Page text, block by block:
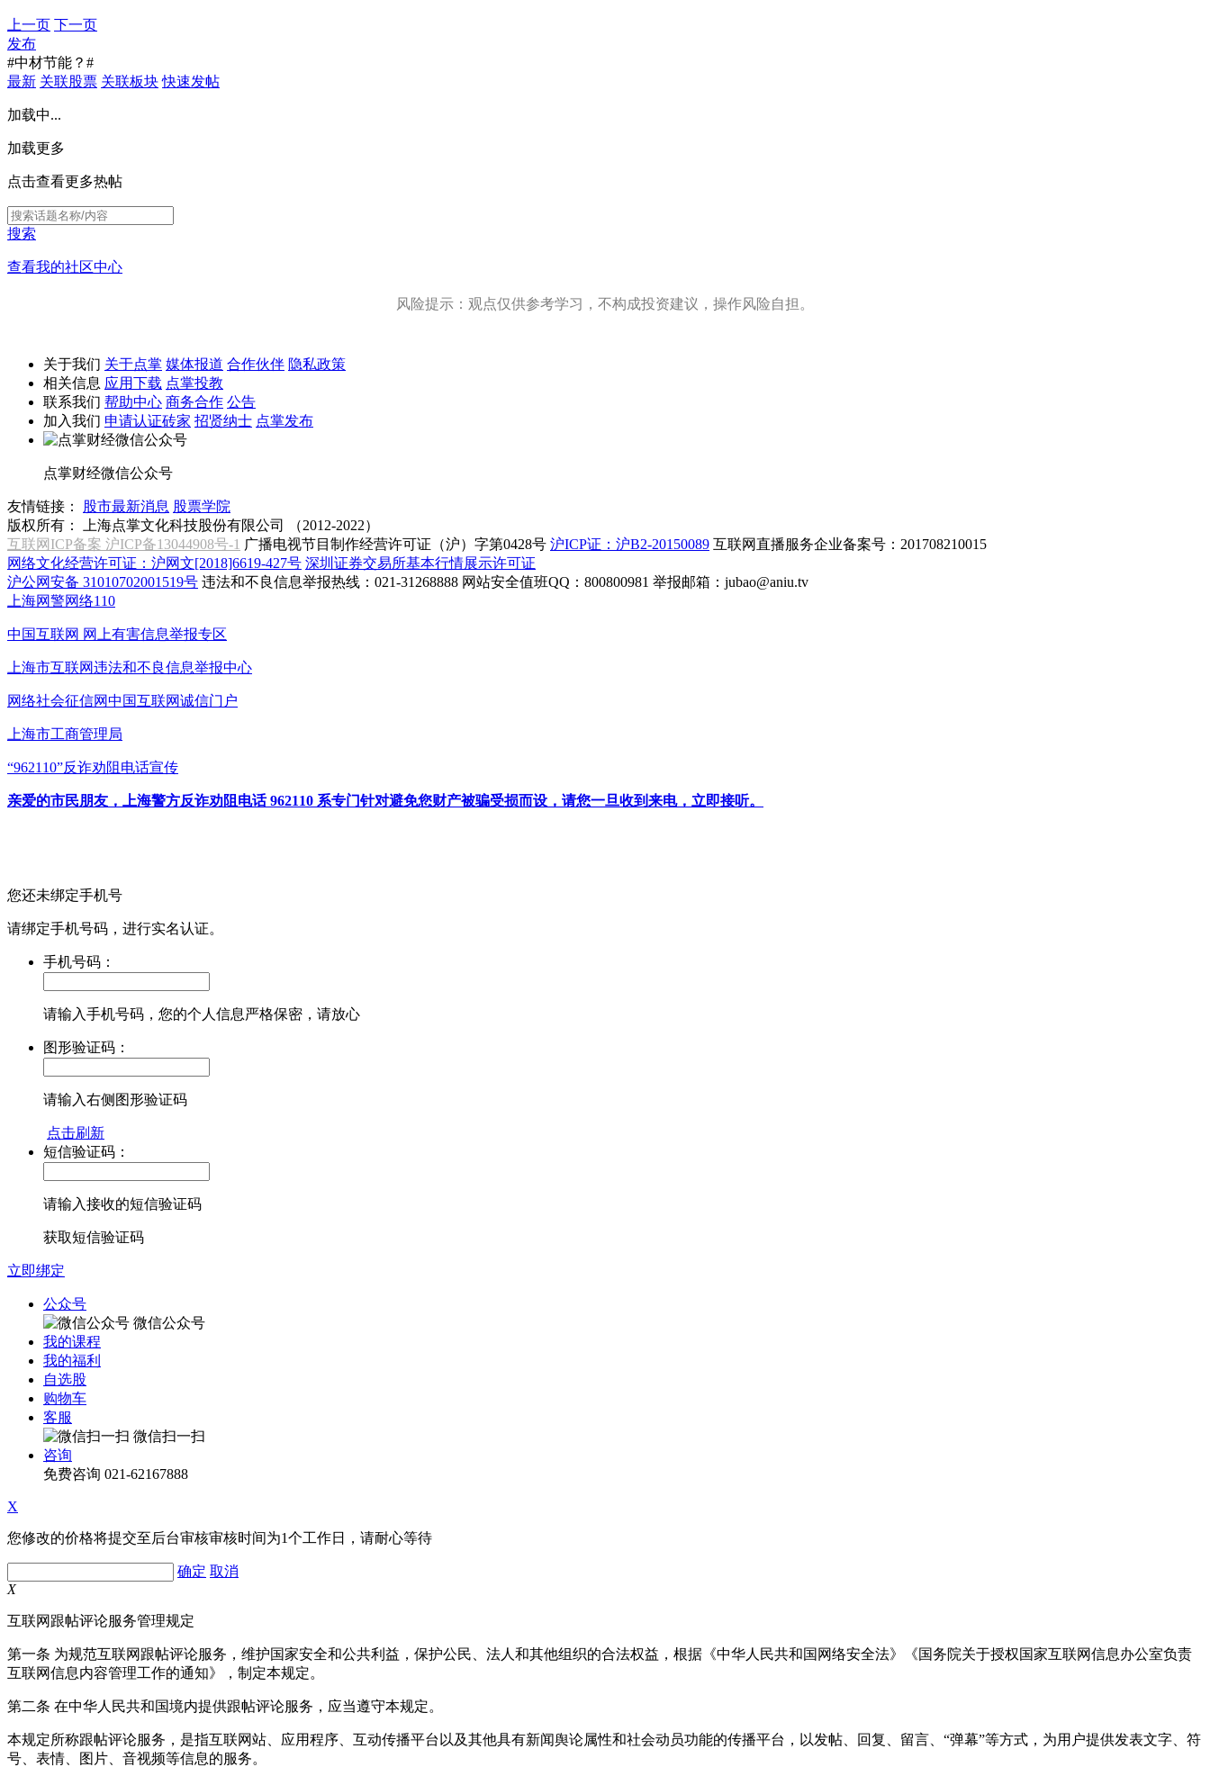
上一页 下一页
发布
#中材节能？#
最新 关联股票 关联板块 快速发帖
加载中...
加载更多
点击查看更多热帖
搜索
查看我的社区中心
风险提示：观点仅供参考学习，不构成投资建议，操作风险自担。
关于我们 关于点掌 媒体报道 合作伙伴 隐私政策
相关信息 应用下载 点掌投教
联系我们 帮助中心 商务合作 公告
加入我们 申请认证砖家 招贤纳士 点掌发布
点掌财经微信公众号
友情链接： 股市最新消息 股票学院
版权所有：
上海点掌文化科技股份有限公司 （2012-2022）
互联网ICP备案 沪ICP备13044908号-1 广播电视节目制作经营许可证（沪）字第0428号 沪ICP证：沪B2-20150089 互联网直播服务企业备案号：201708210015
网络文化经营许可证：沪网文[2018]6619-427号 深圳证券交易所基本行情展示许可证
沪公网安备 31010702001519号 违法和不良信息举报热线：021-31268888 网站安全值班QQ：800800981 举报邮箱： jubao@aniu.tv
上海网警网络110
中国互联网 网上有害信息举报专区
上海市互联网违法和不良信息举报中心
网络社会征信网中国互联网诚信门户
上海市工商管理局
“962110”反诈劝阻电话宣传
亲爱的市民朋友，上海警方反诈劝阻电话 962110 系专门针对避免您财产被骗受损而设，请您一旦收到来电，立即接听。
您还未绑定手机号
请绑定手机号码，进行实名认证。
手机号码：
请输入手机号码，您的个人信息严格保密，请放心
图形验证码：
请输入右侧图形验证码
点击刷新
短信验证码：
请输入接收的短信验证码
获取短信验证码
立即绑定
公众号
微信公众号
我的课程
我的福利
自选股
购物车
客服
微信扫一扫
咨询
免费咨询 021-62167888
X
您修改的价格将提交至后台审核审核时间为1个工作日，请耐心等待
确定 取消
X
互联网跟帖评论服务管理规定
第一条 为规范互联网跟帖评论服务，维护国家安全和公共利益，保护公民、法人和其他组织的合法权益，根据《中华人民共和国网络安全法》《国务院关于授权国家互联网信息办公室负责
互联网信息内容管理工作的通知》，制定本规定。
第二条 在中华人民共和国境内提供跟帖评论服务，应当遵守本规定。
本规定所称跟帖评论服务，是指互联网站、应用程序、互动传播平台以及其他具有新闻舆论属性和社会动员功能的传播平台，以发帖、回复、留言、“弹幕”等方式，为用户提供发表文字、符
号、表情、图片、音视频等信息的服务。